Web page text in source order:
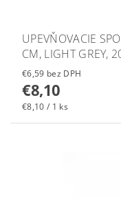
UPEVŇOVACIE
CM, LIGHT GREY,
€6,59 bez DPH
€8,10
€8,10 / 1 ks